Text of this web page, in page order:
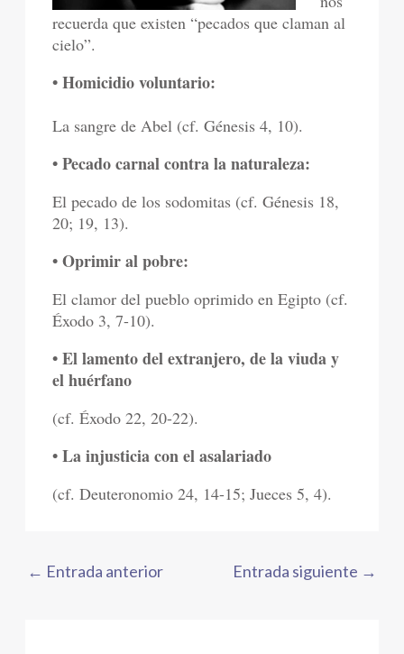
recuerda que existen “pecados que claman al
cielo”.
• Homicidio voluntario:
La sangre de Abel (cf. Génesis 4, 10).
• Pecado carnal contra la naturaleza:
El pecado de los sodomitas (cf. Génesis 18,
20; 19, 13).
• Oprimir al pobre:
El clamor del pueblo oprimido en Egipto (cf.
Éxodo 3, 7-10).
• El lamento del extranjero, de la viuda y
el huérfano
(cf. Éxodo 22, 20-22).
• La injusticia con el asalariado
(cf. Deuteronomio 24, 14-15; Jueces 5, 4).
← Entrada anterior Entrada siguiente →